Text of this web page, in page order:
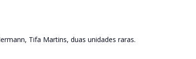
Tifa Martins, duas unidades raras.